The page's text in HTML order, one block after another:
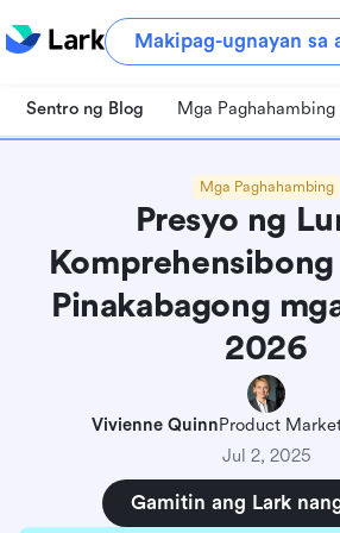
Makipag-ugnayan sa
Sentro ng Blog Mga Paghahambing
Mga Paghahambing
Presyo ng
Komprehensibong
Pinakabagong
2026
Vivienne QuinnProduct
Jul 2, 2025
Gamitin ang Lark